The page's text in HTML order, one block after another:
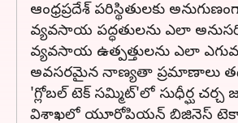
ఆంధ్రప్రదేశ్ పరిస్థితులకు
వ్యవసాయ పద్ధతులను ఎలా
వ్యవసాయ ఉత్పత్తులను ఎలా
అవసరమైన నాణ్యతా ప్రమాణాలు
'గ్లోబల్‌ టెక్‌ సమ్మిట్‌'లో సుధీర్ఘ చర్చ
విశాఖలో యూరోపియన్ బిజినెస్